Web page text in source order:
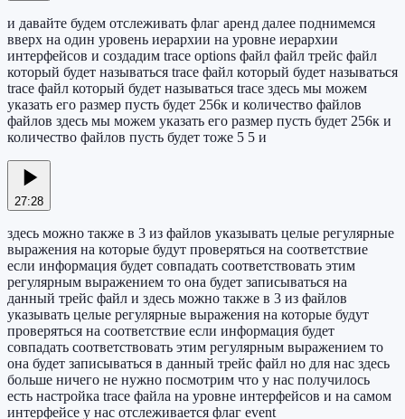
и давайте будем отслеживать флаг аренд далее поднимемся
вверх на один уровень иерархии на уровне иерархии
интерфейсов и создадим trace options файл файл трейс файл
который будет называться trace файл который будет называться
trace файл который будет называться trace здесь мы можем
указать его размер пусть будет 256к и количество файлов
файлов здесь мы можем указать его размер пусть будет 256к и
количество файлов пусть будет тоже 5 5 и
27:28
здесь можно также в 3 из файлов указывать целые регулярные
выражения на которые будут проверяться на соответствие
если информация будет совпадать соответствовать этим
регулярным выражением то она будет записываться на
данный трейс файл и здесь можно также в 3 из файлов
указывать целые регулярные выражения на которые будут
проверяться на соответствие если информация будет
совпадать соответствовать этим регулярным выражением то
она будет записываться в данный трейс файл но для нас здесь
больше ничего не нужно посмотрим что у нас получилось
есть настройка trace файла на уровне интерфейсов и на самом
интерфейсе у нас отслеживается флаг event